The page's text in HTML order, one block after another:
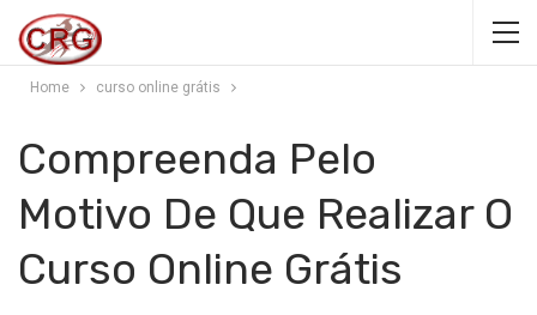
Home curso online grátis
Compreenda Pelo
Motivo De Que Realizar O
Curso Online Grátis